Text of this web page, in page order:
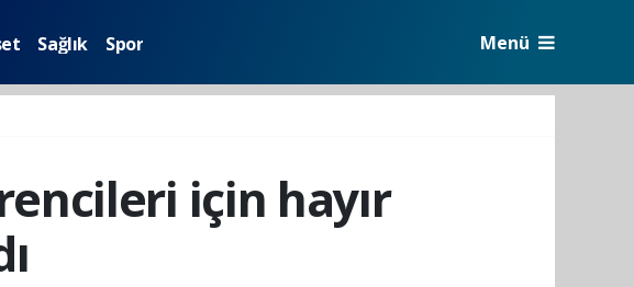
Sağlık Spor Menü
için hayır